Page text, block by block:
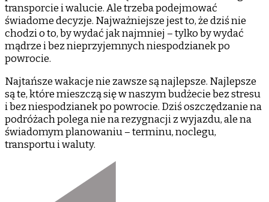
transporcie i walucie. Ale trzeba podejmować
świadome decyzje. Najważniejsze jest to, że dziś nie
chodzi o to, by wydać jak najmniej – tylko by wydać
mądrze i bez nieprzyjemnych niespodzianek po
powrocie.
Najtańsze wakacje nie zawsze są najlepsze. Najlepsze
są te, które mieszczą się w naszym budżecie bez stresu
i bez niespodzianek po powrocie. Dziś oszczędzanie na
podróżach polega nie na rezygnacji z wyjazdu, ale na
świadomym planowaniu – terminu, noclegu,
transportu i waluty.